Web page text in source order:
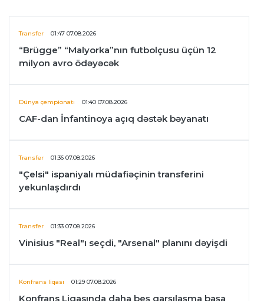
Transfer 01:47 07.08.2026
“Brügge” “Malyorka”nın futbolçusu üçün 12
milyon avro ödəyəcək
Dünya çempionatı 01:40 07.08.2026
CAF-dan İnfantinoya açıq dəstək bəyanatı
Transfer 01:36 07.08.2026
"Çelsi" ispaniyalı müdafiəçinin transferini
yekunlaşdırdı
Transfer 01:33 07.08.2026
Vinisius "Real"ı seçdi, "Arsenal" planını dəyişdi
Konfrans liqası 01:29 07.08.2026
Konfrans Liqasında daha beş qarşılaşma başa